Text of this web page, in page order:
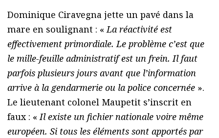
Dominique Ciravegna jette un pavé dans la
mare en soulignant : «La réactivité est
effectivement primordiale. Le problème c’est que
le mille-feuille administratif est un frein. Il faut
parfois plusieurs jours avant que l’information
arrive à la gendarmerie ou la police concernée ».
Le lieutenant colonel Maupetit s’inscrit en
faux : «Il existe un fichier nationale voire même
européen. Si tous les éléments sont apportés par